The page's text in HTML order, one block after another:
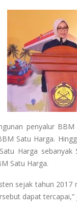
penyalur
Satu Harga.
Harga
Satu Harga.
sejak tahun
dapat tercapai,”